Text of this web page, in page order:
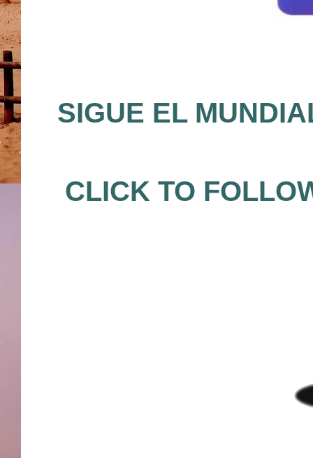
SIGUE EL
CLICK TO